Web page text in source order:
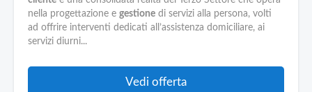
nella progettazione e gestione di servizi alla persona, volti
ad offrire interventi dedicati all’assistenza domiciliare, ai
servizi diurni...
Vedi offerta